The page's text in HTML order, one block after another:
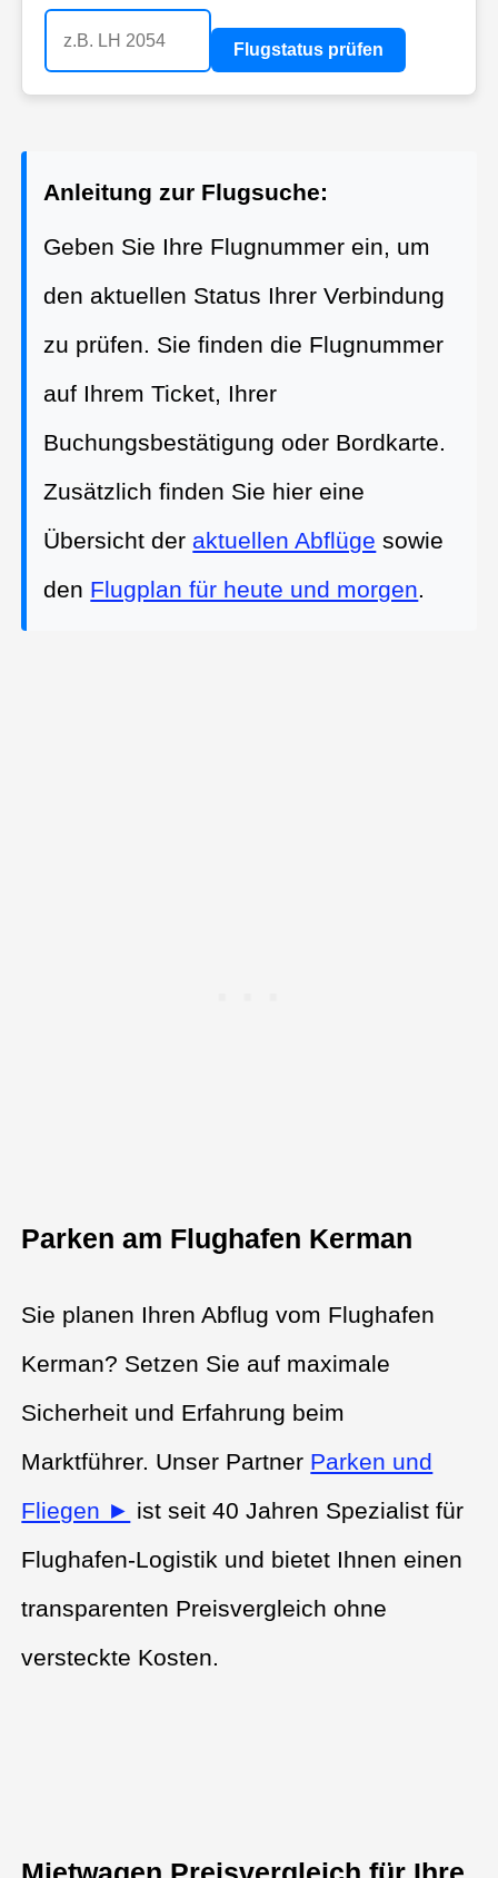
Flugstatus prüfen
Anleitung zur Flugsuche:
Geben Sie Ihre Flugnummer ein, um
den aktuellen Status Ihrer Verbindung
zu prüfen. Sie finden die Flugnummer
auf Ihrem Ticket, Ihrer
Buchungsbestätigung oder Bordkarte.
Zusätzlich finden Sie hier eine
Übersicht der aktuellen Abflüge sowie
den Flugplan für heute und morgen.
Parken am Flughafen Kerman
Sie planen Ihren Abflug vom Flughafen
Kerman? Setzen Sie auf maximale
Sicherheit und Erfahrung beim
Marktführer. Unser Partner Parken und
Fliegen ► ist seit 40 Jahren Spezialist für
Flughafen-Logistik und bietet Ihnen einen
transparenten Preisvergleich ohne
versteckte Kosten.